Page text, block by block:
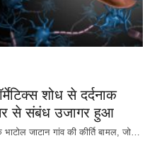
शोध से दर्दनाक
से संबंध उजागर हुआ
भाटोल जाटान गांव की कीर्ति बामल, जो…